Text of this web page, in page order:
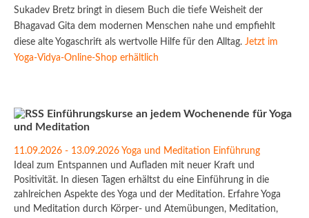
Sukadev Bretz bringt in diesem Buch die tiefe Weisheit der
Bhagavad Gita dem modernen Menschen nahe und empfiehlt
diese alte Yogaschrift als wertvolle Hilfe für den Alltag. Jetzt im
Yoga-Vidya-Online-Shop erhältlich
Einführungskurse an jedem Wochenende für Yoga
und Meditation
11.09.2026 - 13.09.2026 Yoga und Meditation Einführung
Ideal zum Entspannen und Aufladen mit neuer Kraft und
Positivität. In diesen Tagen erhältst du eine Einführung in die
zahlreichen Aspekte des Yoga und der Meditation. Erfahre Yoga
und Meditation durch Körper- und Atemübungen, Meditation,